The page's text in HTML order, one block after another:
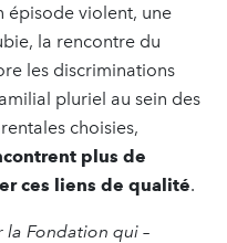
épisode violent, une
la rencontre du
les discriminations
pluriel au sein des
choisies,
plus de
ces liens de qualité.
Fondation qui –